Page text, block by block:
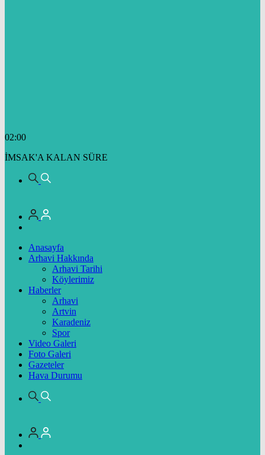
02:00
İMSAK'A KALAN SÜRE
Anasayfa
Arhavi Hakkında
Arhavi Tarihi
Köylerimiz
Haberler
Arhavi
Artvin
Karadeniz
Spor
Video Galeri
Foto Galeri
Gazeteler
Hava Durumu